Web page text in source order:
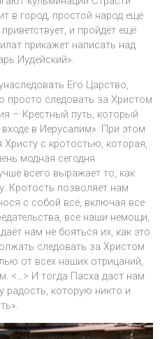
в город, простой народ ещё
и пройдёт ещё
прикажет написать над
Иудейский».
Его Царство,
просто следовать за Христом
– Крестный путь, который
в Иерусалим». При этом
с кротостью, которая,
модная сегодня
всего выражает то, как
Кротость позволяет нам
с собой всё, включая все
все наши немощи,
нам не бояться их, как это
следовать за Христом
от всех наших отрицаний,
<…> И тогда Пасха даст нам
радость, которую никто и